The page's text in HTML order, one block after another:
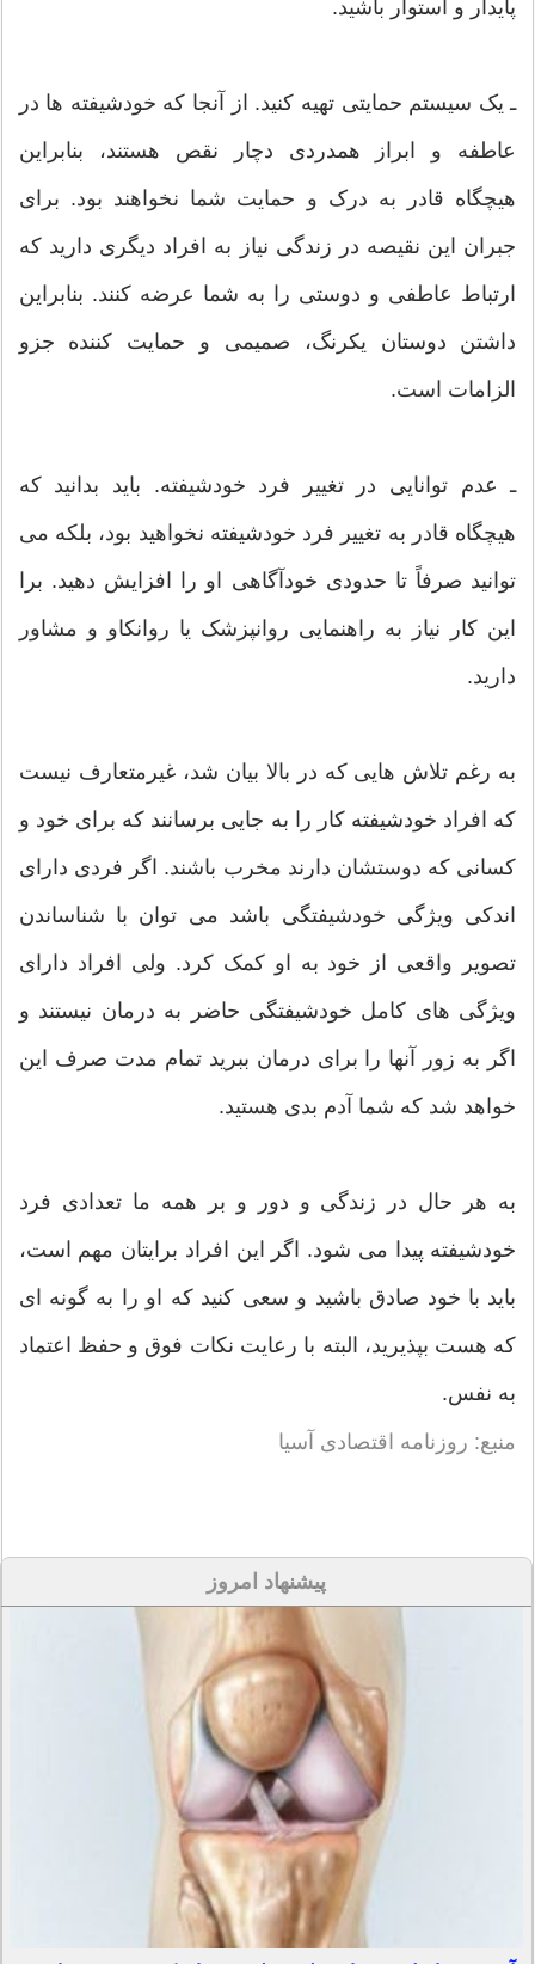
پایدار و استوار باشید.
ـ یک سیستم حمایتی تهیه کنید. از آنجا که خودشیفته ها در
عاطفه و ابراز همدردی دچار نقص هستند، بنابراین
هیچگاه قادر به درک و حمایت شما نخواهند بود. برای
جبران این نقیصه در زندگی نیاز به افراد دیگری دارید که
ارتباط عاطفی و دوستی را به شما عرضه کنند. بنابراین
داشتن دوستان یکرنگ، صمیمی و حمایت کننده جزو
الزامات است.
ـ عدم توانایی در تغییر فرد خودشیفته. باید بدانید که
هیچگاه قادر به تغییر فرد خودشیفته نخواهید بود، بلکه می
توانید صرفاً تا حدودی خودآگاهی او را افزایش دهید. برا
این کار نیاز به راهنمایی روانپزشک یا روانکاو و مشاور
دارید.
به رغم تلاش هایی که در بالا بیان شد، غیرمتعارف نیست
که افراد خودشیفته کار را به جایی برسانند که برای خود و
کسانی که دوستشان دارند مخرب باشند. اگر فردی دارای
اندکی ویژگی خودشیفتگی باشد می توان با شناساندن
تصویر واقعی از خود به او کمک کرد. ولی افراد دارای
ویژگی های کامل خودشیفتگی حاضر به درمان نیستند و
اگر به زور آنها را برای درمان ببرید تمام مدت صرف این
خواهد شد که شما آدم بدی هستید.
به هر حال در زندگی و دور و بر همه ما تعدادی فرد
خودشیفته پیدا می شود. اگر این افراد برایتان مهم است،
باید با خود صادق باشید و سعی کنید که او را به گونه ای
که هست بپذیرید، البته با رعایت نکات فوق و حفظ اعتماد
به نفس.
منبع: روزنامه اقتصادی آسیا
پیشنهاد امروز